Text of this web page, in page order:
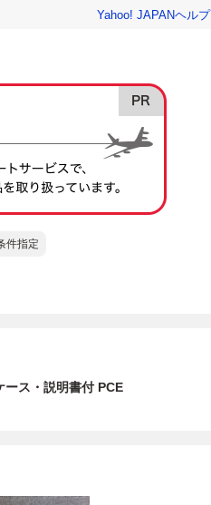
Yahoo! JAPANヘルプ
件指定
ス・説明書付 PCE